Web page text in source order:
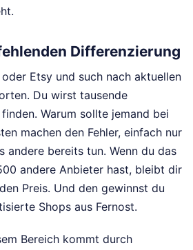
Differenzierung
Etsy und such nach aktuellen
Du wirst tausende
Warum sollte jemand bei
machen den Fehler, einfach nur
andere bereits tun. Wenn du das
andere Anbieter hast, bleibt dir
Preis. Und den gewinnst du
Shops aus Fernost.
Bereich kommt durch